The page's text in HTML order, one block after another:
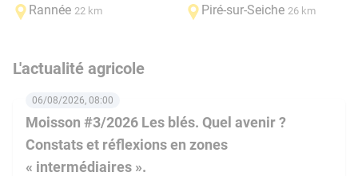
Rannée 22 km Piré-sur-Seiche 26 km
L'actualité agricole
Moisson #3/2026 Les blés. Quel avenir ?
Constats et réflexions en zones
« intermédiaires ».
06/08/2026, 08:00